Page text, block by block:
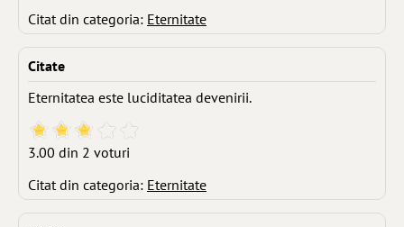
Citat din categoria: Eternitate
Citate
Eternitatea este luciditatea devenirii.
3.00 din 2 voturi
Citat din categoria: Eternitate